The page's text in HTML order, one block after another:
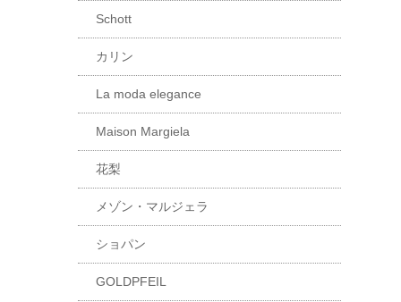
Schott
カリン
La moda elegance
Maison Margiela
花梨
メゾン・マルジェラ
ショパン
GOLDPFEIL